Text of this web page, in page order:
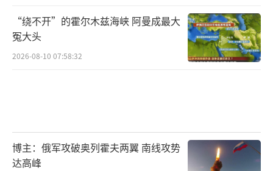
“绕不开”的霍尔木兹海峡 阿曼成最大
冤大头
2026-08-10 07:58:32
博主：俄军攻破奥列霍夫两翼 南线攻势
达高峰